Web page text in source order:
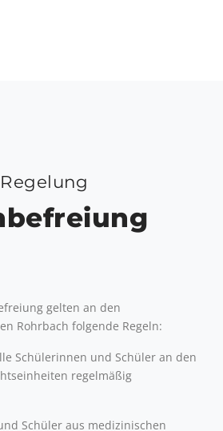
Regelung
gelten an den
Rohrbach folgende Regeln:
Schülerinnen und Schüler an den
regelmäßig
Schüler aus medizinischen